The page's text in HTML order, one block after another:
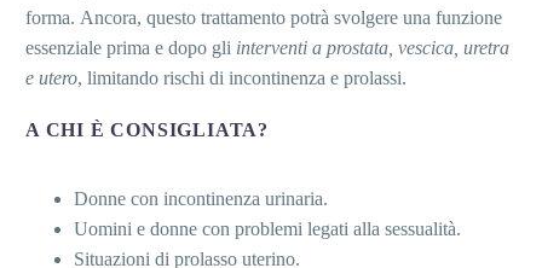
forma. Ancora, questo trattamento potrà svolgere una funzione
essenziale prima e dopo gli interventi a prostata, vescica, uretra
e utero, limitando rischi di incontinenza e prolassi.
A CHI È CONSIGLIATA?
Donne con incontinenza urinaria.
Uomini e donne con problemi legati alla sessualità.
Situazioni di prolasso uterino.